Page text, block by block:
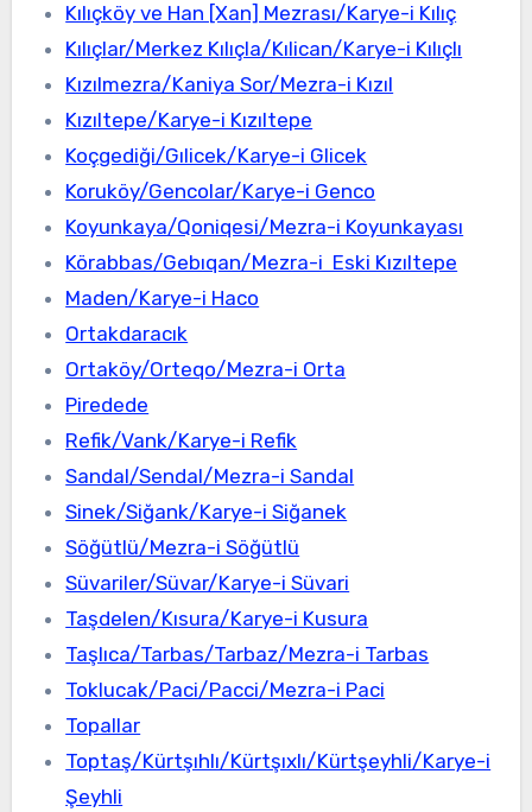
Kılıçköy ve Han [Xan] Mezrası/Karye-i Kılıç
Kılıçlar/Merkez Kılıçla/Kılican/Karye-i Kılıçlı
Kızılmezra/Kaniya Sor/Mezra-i Kızıl
Kızıltepe/Karye-i Kızıltepe
Koçgediği/Gılicek/Karye-i Glicek
Koruköy/Gencolar/Karye-i Genco
Koyunkaya/Qoniqesi/Mezra-i Koyunkayası
Körabbas/Gebıqan/Mezra-i Eski Kızıltepe
Maden/Karye-i Haco
Ortakdaracık
Ortaköy/Orteqo/Mezra-i Orta
Piredede
Refik/Vank/Karye-i Refik
Sandal/Sendal/Mezra-i Sandal
Sinek/Siğank/Karye-i Siğanek
Söğütlü/Mezra-i Söğütlü
Süvariler/Süvar/Karye-i Süvari
Taşdelen/Kısura/Karye-i Kusura
Taşlıca/Tarbas/Tarbaz/Mezra-i Tarbas
Toklucak/Paci/Pacci/Mezra-i Paci
Topallar
Toptaş/Kürtşıhlı/Kürtşıxlı/Kürtşeyhli/Karye-i
Şeyhli